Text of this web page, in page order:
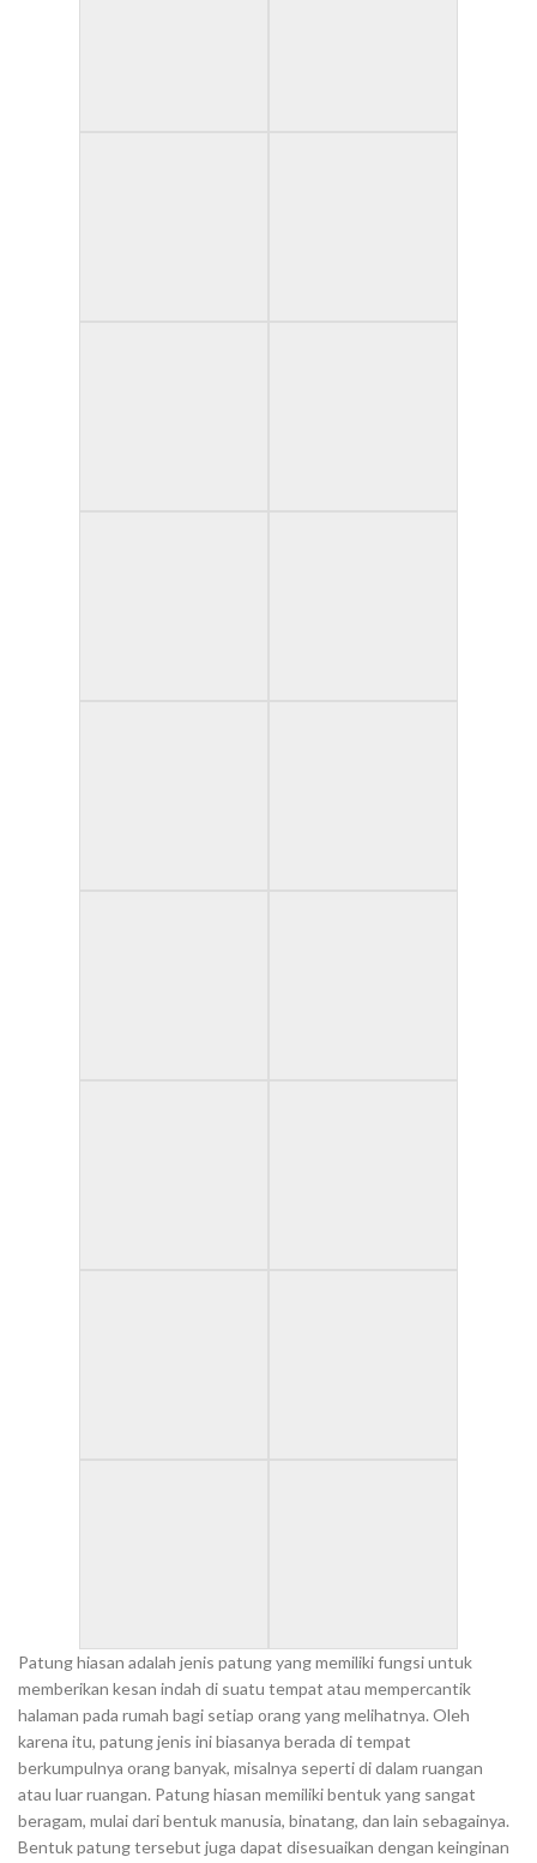
Patung hiasan adalah jenis patung yang memiliki fungsi untuk
memberikan kesan indah di suatu tempat atau mempercantik
halaman pada rumah bagi setiap orang yang melihatnya. Oleh
karena itu, patung jenis ini biasanya berada di tempat
berkumpulnya orang banyak, misalnya seperti di dalam ruangan
atau luar ruangan. Patung hiasan memiliki bentuk yang sangat
beragam, mulai dari bentuk manusia, binatang, dan lain sebagainya.
Bentuk patung tersebut juga dapat disesuaikan dengan keinginan